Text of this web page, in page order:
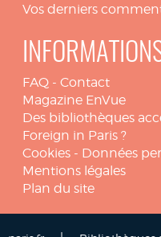
Vos derniers
FAQ - Contact
Magazine EnVue
Des bibliothèques
Foreign in Paris ?
Cookies - Données
Mentions légales
Plan du site